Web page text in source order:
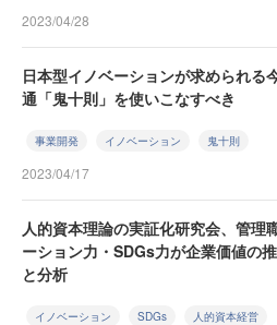
2023/04/28
日本型イノベーションが求められる
通「鬼十則」を使いこなすべき
事業開発 イノベーション 鬼十則
2023/04/17
人的資本理論の実証化研究会、管理
ーション力・SDGs力が企業価値の
と分析
イノベーション SDGs 人的資本経営